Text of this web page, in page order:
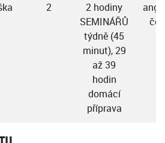
2
2 hodiny
SEMINÁŘŮ
týdně (45
minut), 29
až 39
hodin
domácí
příprava